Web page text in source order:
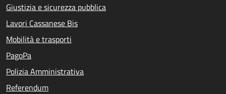
Giustizia e sicurezza pubblica
Lavori Cassanese Bis
Mobilità e trasporti
PagoPa
Polizia Amministrativa
Referendum